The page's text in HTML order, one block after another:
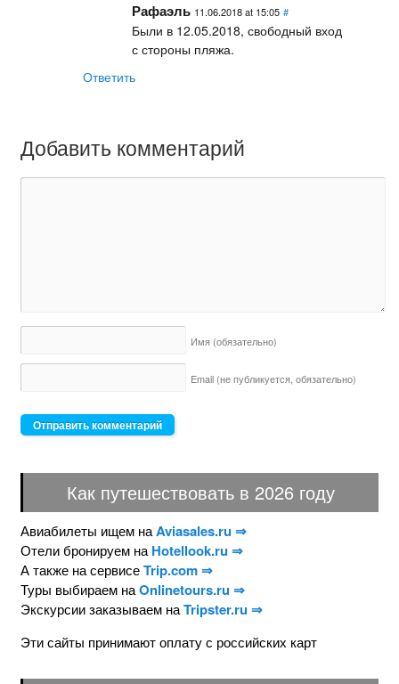
Рафаэль 11.06.2018 at 15:05 #
Были в 12.05.2018, свободный вход
с стороны пляжа.
Ответить
Добавить комментарий
Имя (обязательно)
Email (не публикуется, обязательно)
Как путешествовать в 2026 году
Авиабилеты ищем наAviasales.ru ⇒
Отели бронируем наHotellook.ru ⇒
А также на сервисеTrip.com ⇒
Туры выбираем наOnlinetours.ru ⇒
Экскурсии заказываем наTripster.ru ⇒
Эти сайты принимают оплату с российских карт